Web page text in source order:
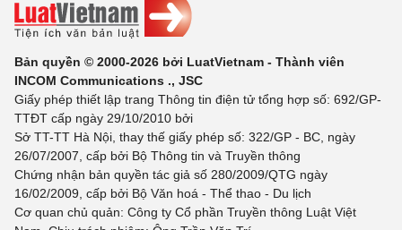
Bản quyền © 2000-2026 bởi LuatVietnam - Thành viên
INCOM Communications ., JSC
Giấy phép thiết lập trang Thông tin điện tử tổng hợp số: 692/GP-
TTĐT cấp ngày 29/10/2010 bởi
Sở TT-TT Hà Nội, thay thế giấy phép số: 322/GP - BC, ngày
26/07/2007, cấp bởi Bộ Thông tin và Truyền thông
Chứng nhận bản quyền tác giả số 280/2009/QTG ngày
16/02/2009, cấp bởi Bộ Văn hoá - Thể thao - Du lịch
Cơ quan chủ quản: Công ty Cổ phần Truyền thông Luật Việt